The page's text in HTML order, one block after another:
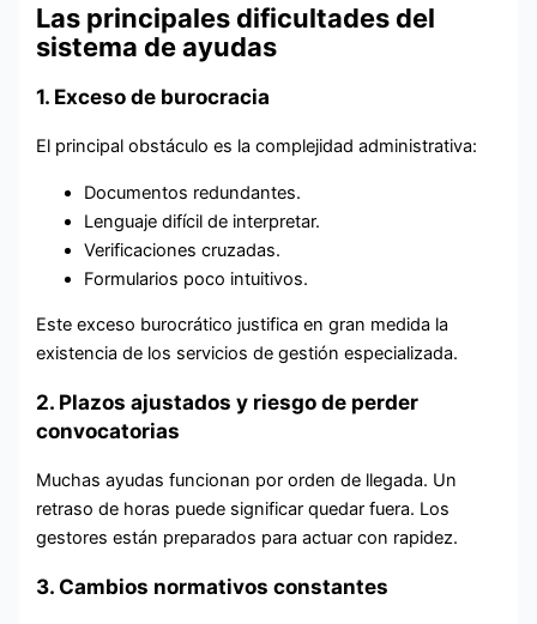
Las principales dificultades del
sistema de ayudas
1. Exceso de burocracia
El principal obstáculo es la complejidad administrativa:
Documentos redundantes.
Lenguaje difícil de interpretar.
Verificaciones cruzadas.
Formularios poco intuitivos.
Este exceso burocrático justifica en gran medida la
existencia de los servicios de gestión especializada.
2. Plazos ajustados y riesgo de perder
convocatorias
Muchas ayudas funcionan por orden de llegada. Un
retraso de horas puede significar quedar fuera. Los
gestores están preparados para actuar con rapidez.
3. Cambios normativos constantes